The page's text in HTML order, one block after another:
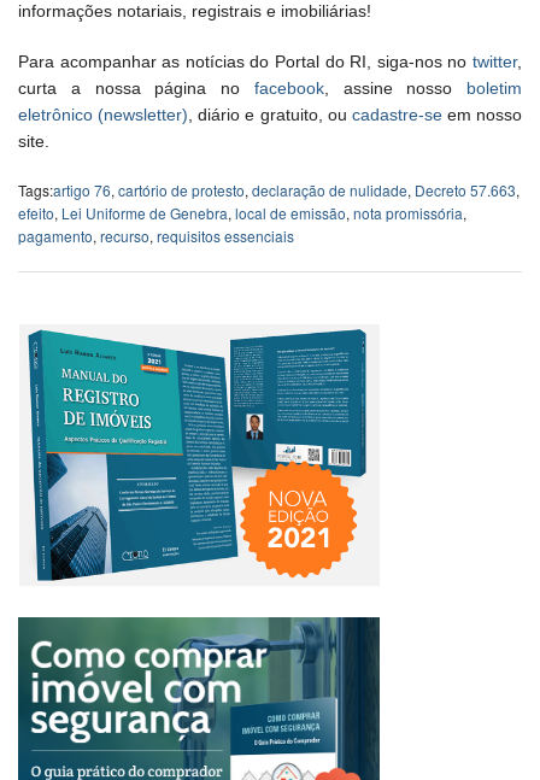
informações notariais, registrais e imobiliárias!
Para acompanhar as notícias do Portal do RI, siga-nos no twitter,
curta a nossa página no facebook, assine nosso boletim
eletrônico (newsletter) , diário e gratuito, ou cadastre-seem nosso
site.
Tags:artigo 76, cartório de protesto, declaração de nulidade, Decreto 57.663,
efeito, Lei Uniforme de Genebra, local de emissão, nota promissória,
pagamento, recurso, requisitos essenciais